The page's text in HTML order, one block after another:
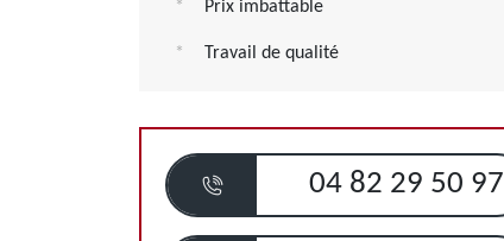
Prix imbattable
Travail de qualité
04 82 29 50 97